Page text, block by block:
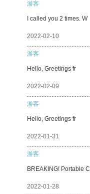
游客
I called you 2 times. W
2022-02-10
游客
Hello, Greetings fr
2022-02-09
游客
Hello, Greetings fr
2022-01-31
游客
BREAKING! Portable
2022-01-28